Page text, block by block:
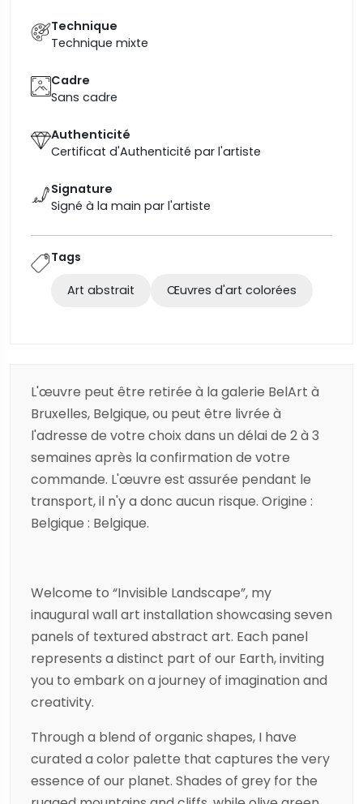
Technique
Technique mixte
Cadre
Sans cadre
Authenticité
Certificat d'Authenticité par l'artiste
Signature
Signé à la main par l'artiste
Tags
Art abstrait Œuvres d'art colorées
L'œuvre peut être retirée à la galerie BelArt à
Bruxelles, Belgique, ou peut être livrée à
l'adresse de votre choix dans un délai de 2 à 3
semaines après la confirmation de votre
commande. L'œuvre est assurée pendant le
transport, il n'y a donc aucun risque. Origine :
Belgique : Belgique.
Welcome to “Invisible Landscape”, my
inaugural wall art installation showcasing seven
panels of textured abstract art. Each panel
represents a distinct part of our Earth, inviting
you to embark on a journey of imagination and
creativity.
Through a blend of organic shapes, I have
curated a color palette that captures the very
essence of our planet. Shades of grey for the